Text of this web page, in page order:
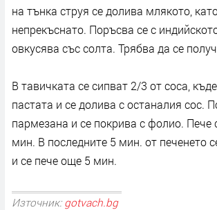
на тънка струя се долива млякото,
непрекъснато. Поръсва се с
овкусява със солта. Трябва да се
В тавичката се сипват 2/3 от соса,
пастата и се долива с останалия сос.
пармезана и се покрива с фолио. Пече
мин. В последните 5 мин. от печенето
и се пече още 5 мин.
Източник: gotvach.bg